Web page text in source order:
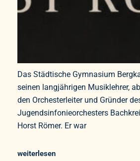
Das Städtische Gymnasium
seinen langjährigen Musiklehrer,
den Orchesterleiter und Gründer
Jugendsinfonieorchesters
Horst Römer. Er war
weiterlesen